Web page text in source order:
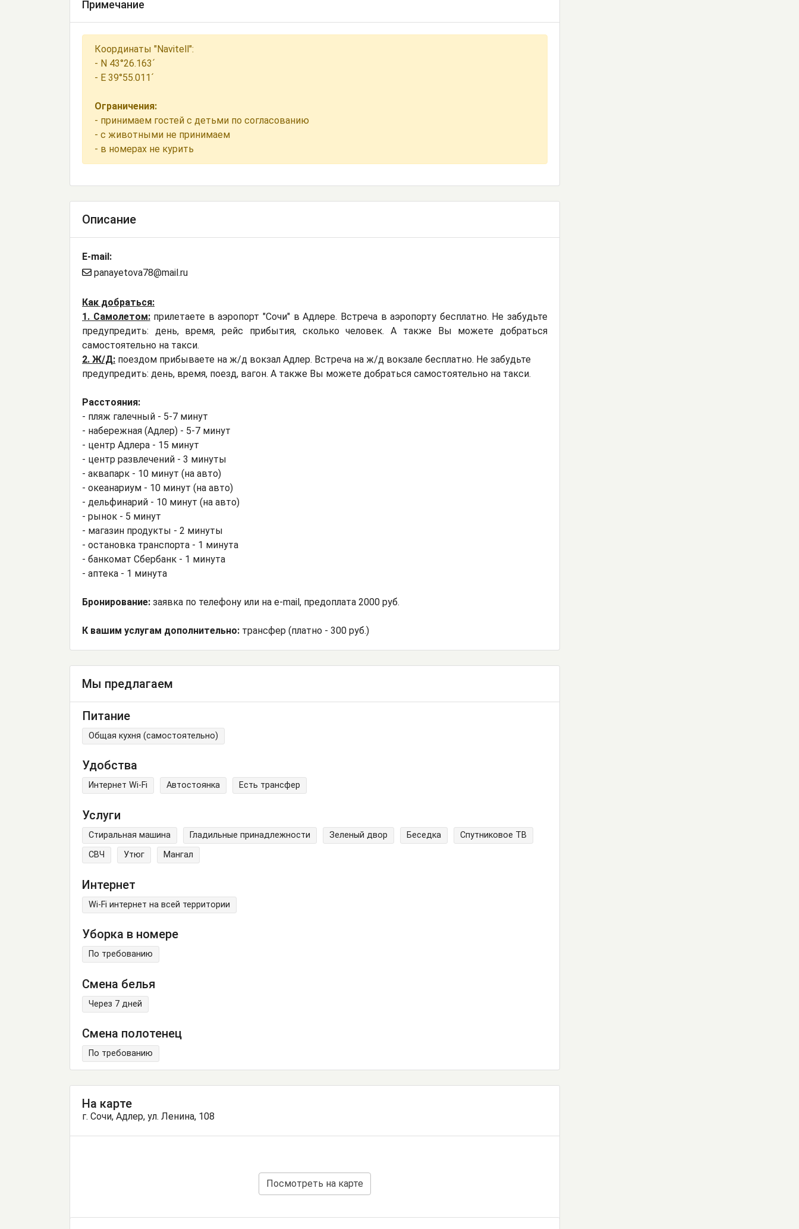
Примечание
Координаты "Navitell":
- N 43°26.163´
- E 39°55.011´
Ограничения:
- принимаем гостей с детьми по согласованию
- с животными не принимаем
- в номерах не курить
Описание
E-mail:
panayetova78@mail.ru
Как добраться:
1. Самолетом:прилетаете в аэропорт "Сочи" в Адлере. Встреча в аэропорту бесплатно. Не забудьте
предупредить: день, время, рейс прибытия, сколько человек. А также Вы можете добраться
самостоятельно на такси.
2. Ж/Д: поездом прибываете на ж/д вокзал Адлер. Встреча на ж/д вокзале бесплатно. Не забудьте
предупредить: день, время, поезд, вагон. А также Вы можете добраться самостоятельно на такси.
Расстояния:
- пляж галечный - 5-7 минут
- набережная (Адлер) - 5-7 минут
- центр Адлера - 15 минут
- центр развлечений - 3 минуты
- аквапарк - 10 минут (на авто)
- океанариум - 10 минут (на авто)
- дельфинарий - 10 минут (на авто)
- рынок - 5 минут
- магазин продукты - 2 минуты
- остановка транспорта - 1 минута
- банкомат Сбербанк - 1 минута
- аптека - 1 минута
Бронирование: заявка по телефону или на e-mail, предоплата 2000 руб.
К вашим услугам дополнительно: трансфер (платно - 300 руб.)
Мы предлагаем
Питание
Общая кухня (самостоятельно)
Удобства
Интернет Wi-Fi Автостоянка Есть трансфер
Услуги
Стиральная машина Гладильные принадлежности Зеленый двор Беседка
Спутниковое ТВ
СВЧ
Утюг Мангал
Интернет
Wi-Fi интернет на всей территории
Уборка в номере
По требованию
Смена белья
Через 7 дней
Смена полотенец
По требованию
На карте
г. Сочи, Адлер, ул. Ленина, 108
Посмотреть на карте